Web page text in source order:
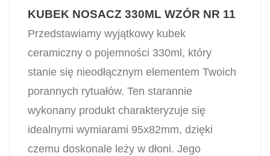
KUBEK NOSACZ 330ML WZÓR NR 11
Przedstawiamy wyjątkowy kubek
ceramiczny o pojemności 330ml, który
stanie się nieodłącznym elementem Twoich
porannych rytuałów. Ten starannie
wykonany produkt charakteryzuje się
idealnymi wymiarami 95x82mm, dzięki
czemu doskonale leży w dłoni. Jego